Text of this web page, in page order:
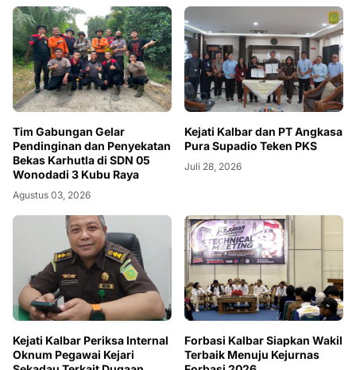
Tim Gabungan Gelar
Pendinginan dan Penyekatan
Bekas Karhutla di SDN 05
Wonodadi 3 Kubu Raya
Agustus 03, 2026
Kejati Kalbar dan PT Angkasa
Pura Supadio Teken PKS
Juli 28, 2026
Kejati Kalbar Periksa Internal
Oknum Pegawai Kejari
Forbasi Kalbar Siapkan Wakil
Terbaik Menuju Kejurnas